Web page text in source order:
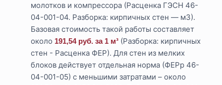
молотков и компрессора (Расценка ГЭСН 46-
04-001-04. Разборка: кирпичных стен — м3).
Базовая стоимость такой работы составляет
около 191,54 руб. за 1 м³ (Разборка: кирпичных
стен - Расценка ФЕР). Для стен из мелких
блоков действует отдельная норма (ФЕРр 46-
04-001-05) с меньшими затратами – около